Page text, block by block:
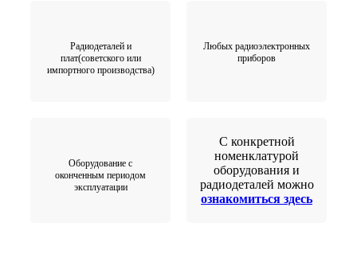
Радиодеталей и
плат(советского или
импортного производства)
Любых радиоэлектронных
приборов
Оборудование с
оконченным периодом
эксплуатации
С конкретной
номенклатурой
оборудования и
радиодеталей можно
ознакомиться здесь